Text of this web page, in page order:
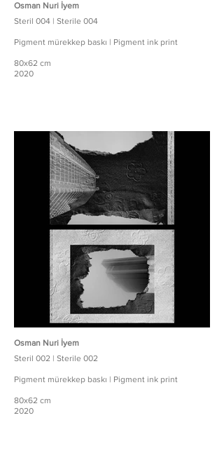
Osman Nuri İyem
Steril 004 | Sterile 004
Pigment mürekkep baskı | Pigment ink print
80x62 cm
2020
Osman Nuri İyem
Steril 002 | Sterile 002
Pigment mürekkep baskı | Pigment ink print
80x62 cm
2020